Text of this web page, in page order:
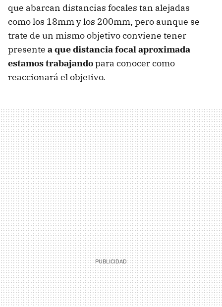
que abarcan distancias focales tan alejadas
como los 18mm y los 200mm, pero aunque se
trate de un mismo objetivo conviene tener
presente a que distancia focal aproximada
estamos trabajandopara conocer como
reaccionará el objetivo.